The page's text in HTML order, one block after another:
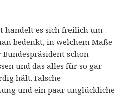
handelt es sich freilich um
bedenkt, in welchem Maße
schon
und das alles für so gar
hält. Falsche
und ein paar unglückliche